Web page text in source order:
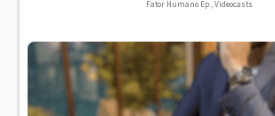
Fator Humano Ep. Videocasts